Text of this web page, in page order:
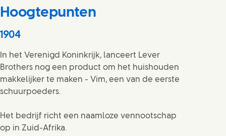
Hoogtepunten
1904
In het Verenigd Koninkrijk, lanceert Lever
Brothers nog een product om het huishouden
makkelijker te maken - Vim, een van de eerste
schuurpoeders.
Het bedrijf richt een naamloze vennootschap
op in Zuid-Afrika.